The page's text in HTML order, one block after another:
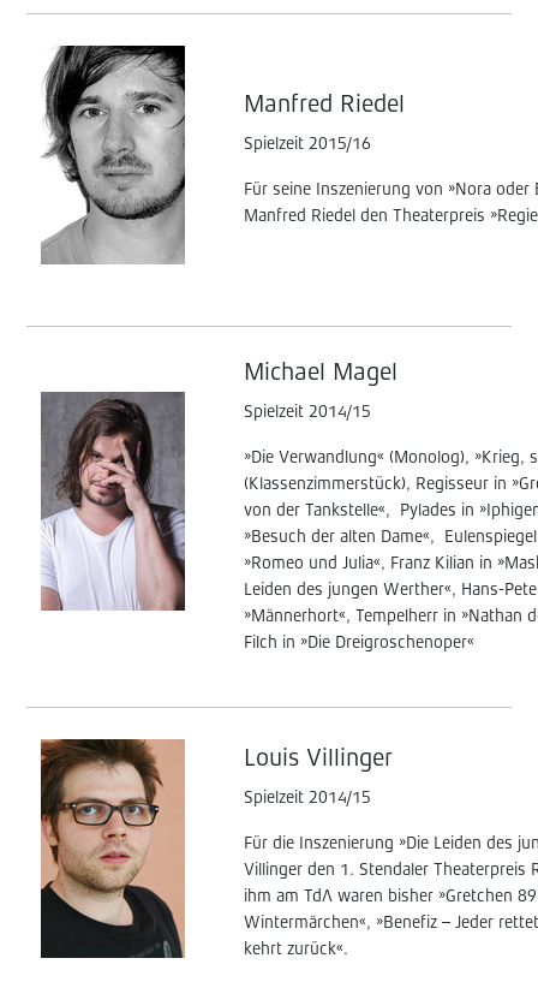
Manfred Riedel
Spielzeit 2015/16
Für seine Inszenierung von »Nora oder
Manfred Riedel den Theaterpreis
Michael Magel
Spielzeit 2014/15
»Die Verwandlung« (Monolog), »Krieg,
(Klassenzimmerstück), Regisseur in
von der Tankstelle«, Pylades in
»Besuch der alten Dame«,
»Romeo und Julia«, Franz Kilian in
Leiden des jungen Werther«, Hans-
»Männerhort«, Tempelherr in »Nathan
Filch in »Die Dreigroschenoper«
Louis Villinger
Spielzeit 2014/15
Für die Inszenierung »Die Leiden des
Villinger den 1. Stendaler Theaterpreis
ihm am TdA waren bisher »Gretchen
Wintermärchen«, »Benefiz – Jeder
kehrt zurück«.